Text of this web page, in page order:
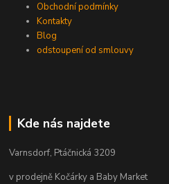
Obchodní podmínky
Kontakty
Blog
odstoupení od smlouvy
Kde nás najdete
Varnsdorf, Ptáčnická 3209
v prodejně Kočárky a Baby Market